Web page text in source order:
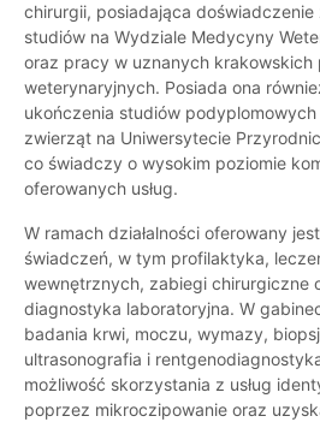
chirurgii, posiadająca
studiów na Wydziale Medycyny
oraz pracy w uznanych krakowskich
weterynaryjnych. Posiada ona
ukończenia studiów
zwierząt na Uniwersytecie
co świadczy o wysokim poziomie
oferowanych usług.
W ramach działalności oferowany
świadczeń, w tym profilaktyka,
wewnętrznych, zabiegi chirurgiczne
diagnostyka laboratoryjna. W
badania krwi, moczu, wymazy,
ultrasonografia i
możliwość skorzystania z usług
poprzez mikroczipowanie oraz